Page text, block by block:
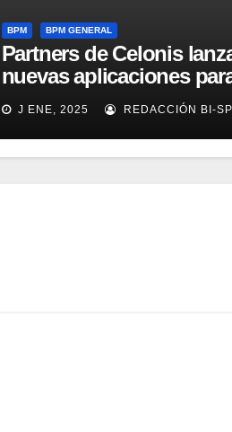
BPM BPM GENERAL
Partners de Celonis
nuevas aplicaciones
automarizar migración a
Gestión de
Seguros
J ENE, 2025 REDACCIÓN BI-